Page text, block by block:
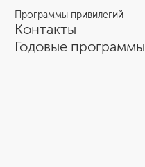
Программы привилегий
Контакты
Годовые программы